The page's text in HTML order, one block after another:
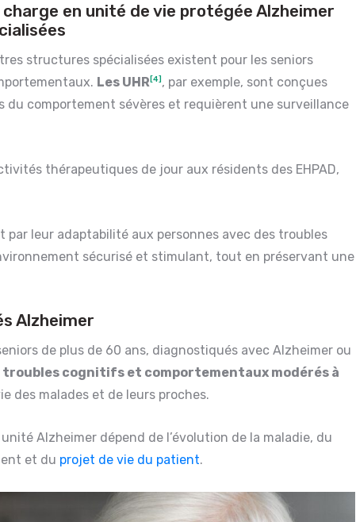
en unité de vie protégée Alzheimer
structures spécialisées existent pour les seniors
Les UHR[4] , par exemple, sont conçues
du comportement sévères et requièrent une surveillance
thérapeutiques de jour aux résidents des EHPAD,
par leur adaptabilité aux personnes avec des troubles
sécurisé et stimulant, tout en préservant une
Alzheimer
de plus de 60 ans, diagnostiqués avec Alzheimer ou
troubles cognitifs et comportementaux modérés à
des malades et de leurs proches.
Alzheimer dépend de l’évolution de la maladie, du
et du projet de vie du patient.